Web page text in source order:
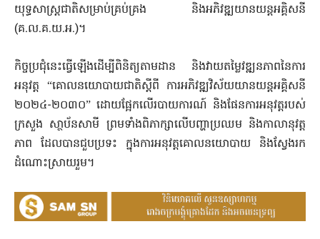
យុទ្ធសាស្ត្រជាតិសម្រាប់គ្រប់គ្រង និងអភិវឌ្ឍយានយន្តអគ្គិសនី
(គ.ល.គ.យ.អ.)។
កិច្ចប្រជុំនេះធ្វើឡើងដើម្បីពិនិត្យតាមដាន និងវាយតម្លៃវឌ្ឍនភាពនៃការ
អនុវត្ត “គោលនយោបាយជាតិស្ដីពី ការអភិវឌ្ឍវិស័យយានយន្តអគ្គិសនី
២០២៤-២០៣០” ដោយផ្អែកលើរបាយការណ៍ និងផែនការអនុវត្តរបស់
ក្រសួង សា្ថប័នសាមី ព្រមទាំងពិភាក្សាលើបញ្ហាប្រឈម និងកាលានុវត្ត
ភាព ដែលបានជួបប្រទះ ក្នុងការអនុវត្តគោលនយោបា​យ និងស្វែងរក
ដំណោះស្រាយរួម។